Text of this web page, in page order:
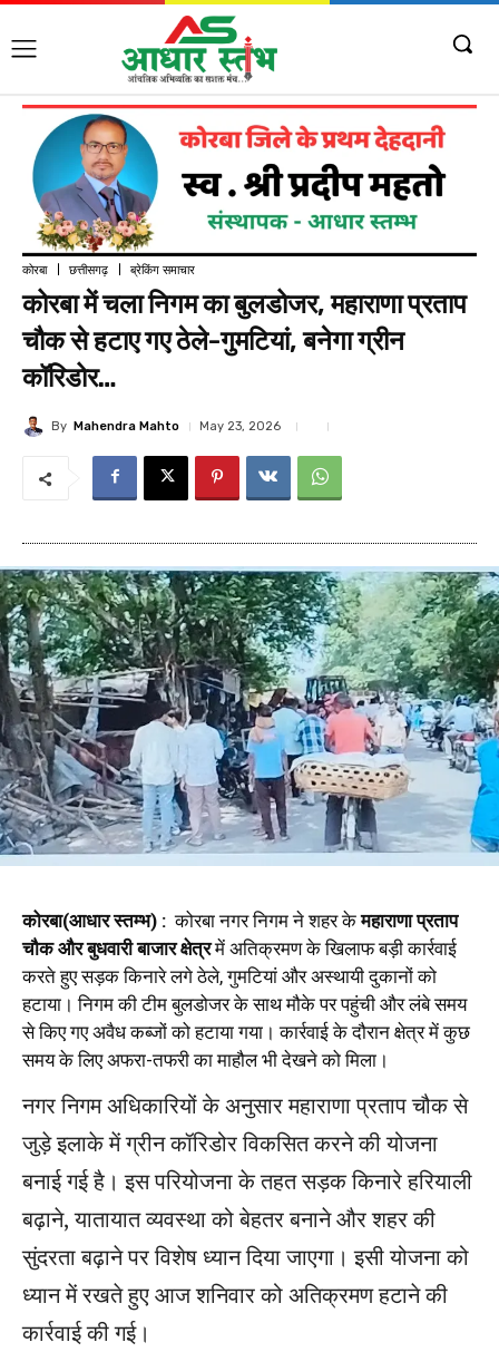
कोरबा छत्तीसगढ़ ब्रेकिंग समाचार
कोरबा में चला निगम का बुलडोजर, महाराणा प्रताप
चौक से हटाए गए ठेले-गुमटियां, बनेगा ग्रीन
कॉरिडोर…
By Mahendra Mahto May 23, 2026
कोरबा(आधार स्तम्भ) : कोरबा नगर निगम ने शहर केमहाराणा प्रताप
चौक और बुधवारी बाजार क्षेत्रमें अतिक्रमण के खिलाफ बड़ी कार्रवाई
करते हुए सड़क किनारे लगे ठेले, गुमटियां और अस्थायी दुकानों को
हटाया। निगम की टीम बुलडोजर के साथ मौके पर पहुंची और लंबे समय
से किए गए अवैध कब्जों को हटाया गया। कार्रवाई के दौरान क्षेत्र में कुछ
समय के लिए अफरा-तफरी का माहौल भी देखने को मिला।
नगर निगम अधिकारियों के अनुसार महाराणा प्रताप चौक से
जुड़े इलाके में ग्रीन कॉरिडोर विकसित करने की योजना
बनाई गई है। इस परियोजना के तहत सड़क किनारे हरियाली
बढ़ाने, यातायात व्यवस्था को बेहतर बनाने और शहर की
सुंदरता बढ़ाने पर विशेष ध्यान दिया जाएगा। इसी योजना को
ध्यान में रखते हुए आज शनिवार को अतिक्रमण हटाने की
कार्रवाई की गई।